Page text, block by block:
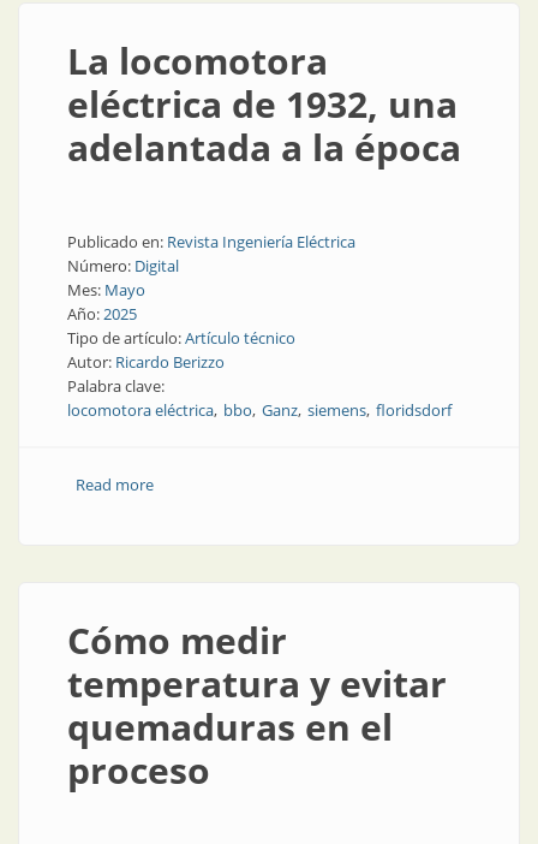
La locomotora
eléctrica de 1932, una
adelantada a la época
Publicado en: Revista Ingeniería Eléctrica
Número: Digital
Mes: Mayo
Año:2025
Tipo de artículo:Artículo técnico
Autor: Ricardo Berizzo
Palabra clave:
locomotora eléctrica bbo Ganz siemens floridsdorf
Read moreabout La locomotora eléctrica de 1932, una
Cómo medir
temperatura y evitar
quemaduras en el
proceso